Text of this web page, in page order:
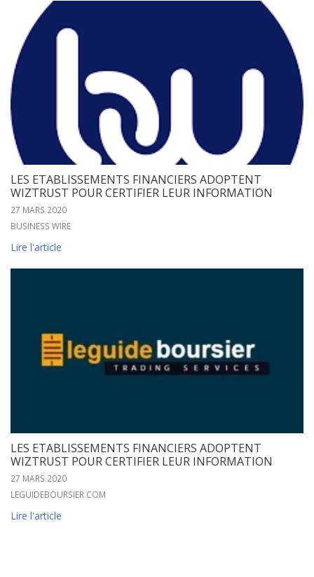
LES ETABLISSEMENTS FINANCIERS ADOPTENT
WIZTRUST POUR CERTIFIER LEUR INFORMATION
27 MARS 2020
BUSINESS WIRE
Lire l'article
LES ETABLISSEMENTS FINANCIERS ADOPTENT
WIZTRUST POUR CERTIFIER LEUR INFORMATION
27 MARS 2020
LEGUIDEBOURSIER.COM
Lire l'article